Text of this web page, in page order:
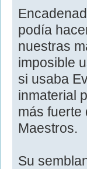
podía
nuestras
imposible
si usaba
inmaterial
más fuerte
Maestros.
Su